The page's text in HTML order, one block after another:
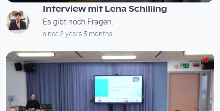
Interview mit Lena Schilling
Es gibt noch Fragen.
since 2 years 5 months